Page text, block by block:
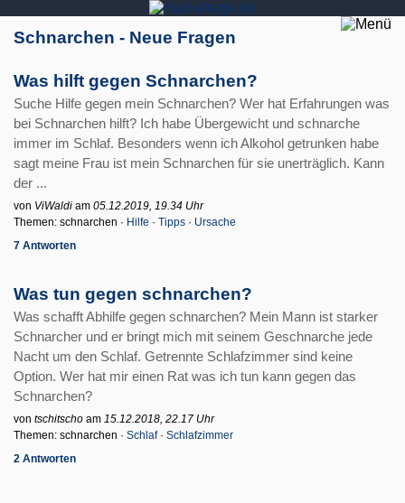
Schnarchen - Neue Fragen
Was hilft gegen Schnarchen?
Suche Hilfe gegen mein Schnarchen? Wer hat Erfahrungen was
bei Schnarchen hilft? Ich habe Übergewicht und schnarche
immer im Schlaf. Besonders wenn ich Alkohol getrunken habe
sagt meine Frau ist mein Schnarchen für sie unerträglich. Kann
der ...
von ViWaldi am 05.12.2019, 19.34 Uhr
Themen: schnarchen · Hilfe · Tipps · Ursache
7 Antworten
Was tun gegen schnarchen?
Was schafft Abhilfe gegen schnarchen? Mein Mann ist starker
Schnarcher und er bringt mich mit seinem Geschnarche jede
Nacht um den Schlaf. Getrennte Schlafzimmer sind keine
Option. Wer hat mir einen Rat was ich tun kann gegen das
Schnarchen?
von tschitscho am 15.12.2018, 22.17 Uhr
Themen: schnarchen · Schlaf· Schlafzimmer
2 Antworten